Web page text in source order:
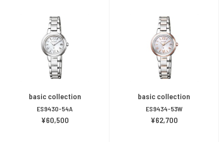
basic collection
ES9430-54A
¥60,500
basic collection
ES9434-53W
¥62,700